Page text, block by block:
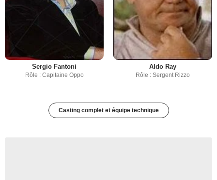
Sergio Fantoni
Rôle : Capitaine Oppo
Aldo Ray
Rôle : Sergent Rizzo
Casting complet et équipe technique